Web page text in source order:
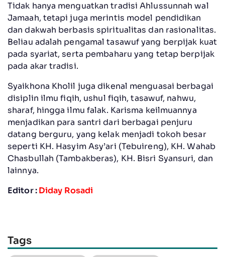
Tidak hanya menguatkan tradisi Ahlussunnah wal
Jamaah, tetapi juga merintis model pendidikan
dan dakwah berbasis spiritualitas dan rasionalitas.
Beliau adalah pengamal tasawuf yang berpijak kuat
pada syariat, serta pembaharu yang tetap berpijak
pada akar tradisi.
Syaikhona Kholil juga dikenal menguasai berbagai
disiplin ilmu fiqih, ushul fiqih, tasawuf, nahwu,
sharaf, hingga ilmu falak. Karisma keilmuannya
menjadikan para santri dari berbagai penjuru
datang berguru, yang kelak menjadi tokoh besar
seperti KH. Hasyim Asy’ari (Tebuireng), KH. Wahab
Chasbullah (Tambakberas), KH. Bisri Syansuri, dan
lainnya.
Editor :Diday Rosadi
Tags